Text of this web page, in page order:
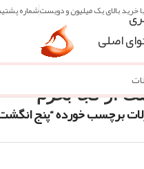
اصلی
خرید بالای یک میلیون و دویستشماره پشتیبانی
از کجا بخرم
برچسب خورده “پنج انگشت